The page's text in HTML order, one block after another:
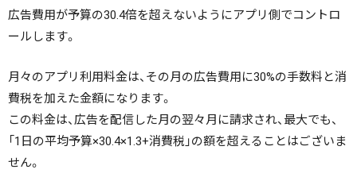
広告費用が予算の30.4倍を超えないようにアプリ側でコントロ
ールします。
月々のアプリ利用料金は、その月の広告費用に30%の手数料と消
費税を加えた金額になります。
この料金は、広告を配信した月の翌々月に請求され、最大でも、
「1日の平均予算×30.4×1.3+消費税」の額を超えることはございま
せん。